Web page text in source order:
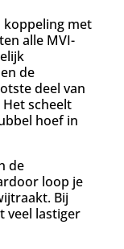
koppeling met
alle MVI-
de
deel van
scheelt
hoef in
de
loop je
Bij
veel lastiger